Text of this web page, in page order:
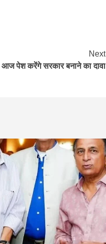
Next
आज पेश करेंगे सरकार बनाने का दावा